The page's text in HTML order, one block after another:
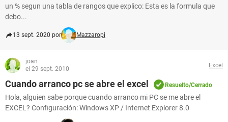
un % segun una tabla de rangos que explico: Esta es la formula que
debo...
13 sept. 2020 por Mazzaropi
joan
el 29 sept. 2010
Excel
Cuando arranco pc se abre el excel Resuelto/Cerrado
Hola, alguien sabe porque cuando arranco mi PC se me abre el
EXCEL? Configuración: Windows XP / Internet Explorer 8.0